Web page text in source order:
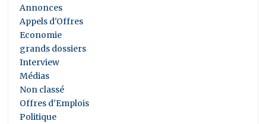
Annonces
Appels d'Offres
Economie
grands dossiers
Interview
Médias
Non classé
Offres d'Emplois
Politique